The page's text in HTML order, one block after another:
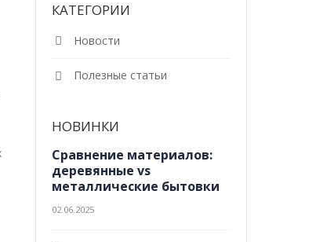
КАТЕГОРИИ
Новости
Полезные статьи
НОВИНКИ
Сравнение материалов:
деревянные vs
металлические бытовки
02.06.2025